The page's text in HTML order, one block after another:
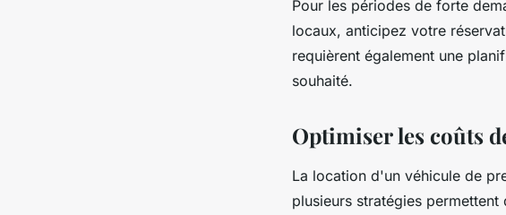
Pour les périodes de forte
locaux, anticipez votre
requièrent également une
souhaité.
Optimiser les coûts
La location d'un véhicule de
plusieurs stratégies permettent